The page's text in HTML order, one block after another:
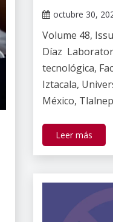
octubre 30,
Volume 48,
Díaz
tecnológica,
Iztacala,
México,
Leer más